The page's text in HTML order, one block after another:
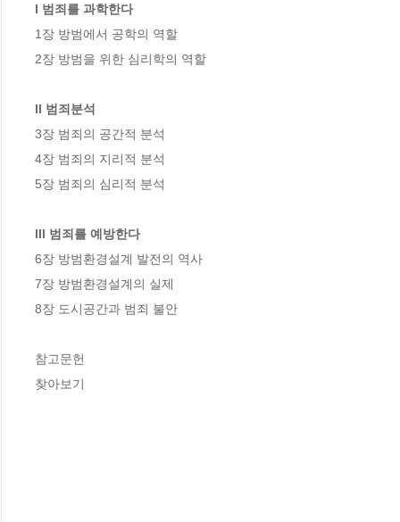
l 범죄를 과학한다
1장 방범에서 공학의 역할
2장 방범을 위한 심리학의 역할
ll 범죄분석
3장 범죄의 공간적 분석
4장 범죄의 지리적 분석
5장 범죄의 심리적 분석
lll 범죄를 예방한다
6장 방범환경설계 발전의 역사
7장 방범환경설계의 실제
8장 도시공간과 범죄 불안
참고문헌
찾아보기